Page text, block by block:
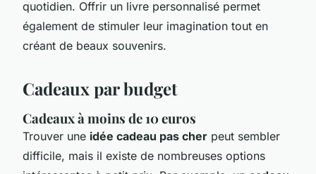
quotidien. Offrir un livre personnalisé permet
également de stimuler leur imagination tout en
créant de beaux souvenirs.
Cadeaux par budget
Cadeaux à moins de 10 euros
Trouver une idée cadeau pas cher peut sembler
difficile, mais il existe de nombreuses options